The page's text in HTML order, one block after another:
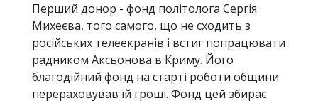
Перший донор - фонд політолога Сергія
Михеєва, того самого, що не сходить з
російських телеекранів і встиг попрацювати
радником Аксьонова в Криму. Його
благодійний фонд на старті роботи общини
перераховував їй гроші. Фонд цей збирає